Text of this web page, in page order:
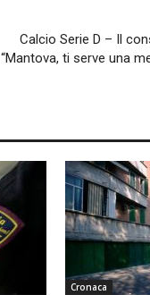
Calcio Serie D – Il
“Mantova, ti serve una
Cronaca